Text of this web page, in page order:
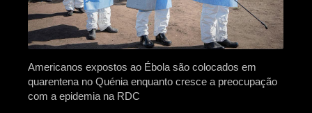
Americanos expostos ao Ébola são colocados em
quarentena no Quénia enquanto cresce a preocupação
com a epidemia na RDC